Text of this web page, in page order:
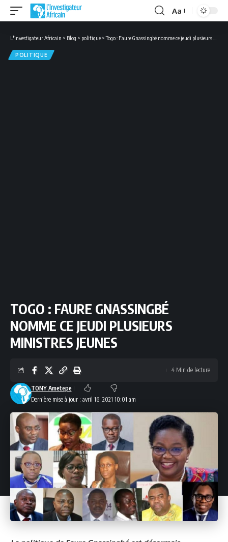
Font
Aa
L'investigateur Africain > Blog > politique >Togo : Faure Gnassingbé nomme ce jeudi plusieurs ministres jeunes
POLITIQUE
TOGO : FAURE GNASSINGBÉ
NOMME CE JEUDI PLUSIEURS
MINISTRES JEUNES
Dernière mise à jour : avril 16, 2021 10:01 am
TONY Ametepe
4 Min de lecture